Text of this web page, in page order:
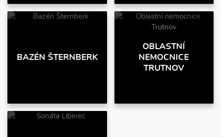
BAZÉN ŠTERNBERK
OBLASTNÍ
NEMOCNICE
TRUTNOV